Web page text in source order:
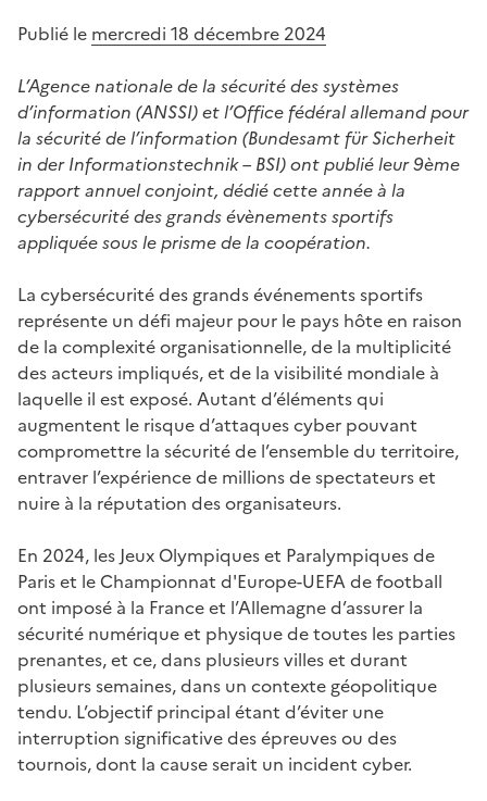
Publié le mercredi 18 décembre 2024
L’Agence nationale de la sécurité des systèmes
d’information (ANSSI) et l’Office fédéral allemand pour
la sécurité de l’information (Bundesamt für Sicherheit
in der Informationstechnik – BSI) ont publié leur 9ème
rapport annuel conjoint, dédié cette année à la
cybersécurité des grands évènements sportifs
appliquée sous le prisme de la coopération.
La cybersécurité des grands événements sportifs
représente un défi majeur pour le pays hôte en raison
de la complexité organisationnelle, de la multiplicité
des acteurs impliqués, et de la visibilité mondiale à
laquelle il est exposé. Autant d’éléments qui
augmentent le risque d’attaques cyber pouvant
compromettre la sécurité de l’ensemble du territoire,
entraver l’expérience de millions de spectateurs et
nuire à la réputation des organisateurs.
En 2024, les Jeux Olympiques et Paralympiques de
Paris et le Championnat d'Europe-UEFA de football
ont imposé à la France et l’Allemagne d’assurer la
sécurité numérique et physique de toutes les parties
prenantes, et ce, dans plusieurs villes et durant
plusieurs semaines, dans un contexte géopolitique
tendu. L’objectif principal étant d’éviter une
interruption significative des épreuves ou des
tournois, dont la cause serait un incident cyber.